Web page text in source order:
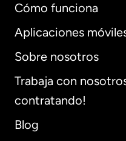
Cómo funciona
Aplicaciones
Sobre nosotros
Trabaja con
contratando!
Blog